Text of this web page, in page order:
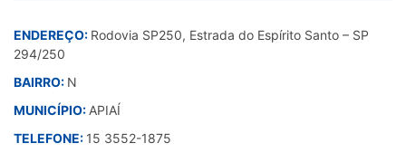
ENDEREÇO: Rodovia SP250, Estrada do Espírito Santo – SP
294/250
BAIRRO: N
MUNICÍPIO: APIAÍ
TELEFONE: 15 3552-1875